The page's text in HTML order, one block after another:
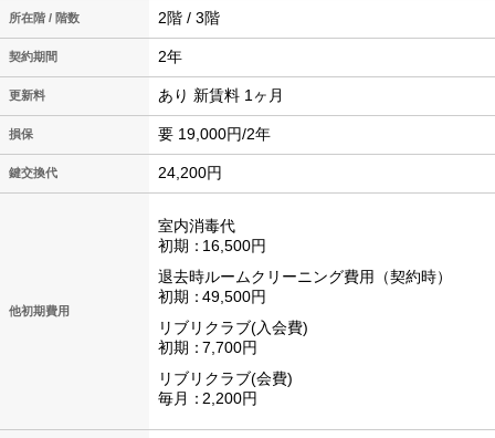
所在階 / 階数 2階 / 3階
契約期間 2年
更新料 あり 新賃料 1ヶ月
損保 要 19,000円/2年
鍵交換代 24,200円
他初期費用
室内消毒代
初期
16,500円
退去時ルームクリーニング費用（契約時）
初期
49,500円
リブリクラブ(入会費)
初期
7,700円
リブリクラブ(会費)
毎月
2,200円